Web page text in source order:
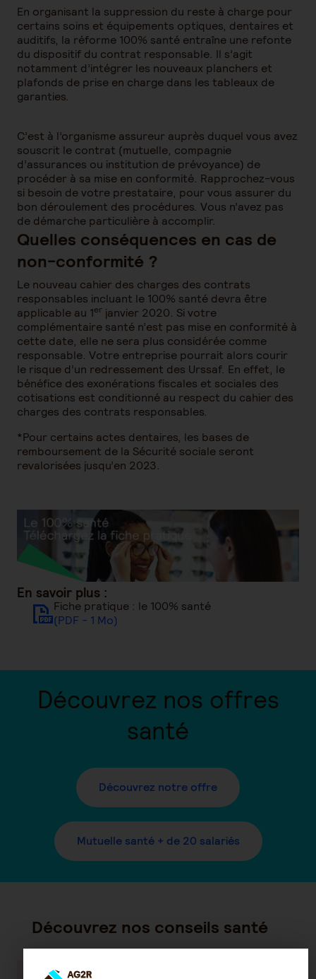
En organisant la suppression du reste à charge pour
certains soins et équipements optiques, dentaires et
auditifs, la réforme 100% santé entraîne une refonte
du dispositif du contrat responsable. Il s’agit
notamment d’intégrer les nouveaux planchers et
plafonds de prise en charge dans les tableaux de
garanties.
C’est à l’organisme assureur auprès duquel vous avez
souscrit le contrat (mutuelle, compagnie
d’assurances ou institution de prévoyance) de
procéder à sa mise en conformité. Rapprochez-vous
si besoin de votre prestataire, pour vous assurer du
bon déroulement des procédures. Vous n’avez pas
de démarche particulière à accomplir.
Quelles conséquences en cas de
non-conformité ?
Le nouveau cahier des charges des contrats
responsables incluant le 100% santé devra être
applicable au 1er janvier 2020. Si votre
complémentaire santé n’est pas mise en conformité à
cette date, elle ne sera plus considérée comme
responsable. Votre entreprise pourrait alors courir
le risque d’un redressement des Urssaf. En effet, le
bénéfice des exonérations fiscales et sociales des
cotisations est conditionné au respect du cahier des
charges des contrats responsables.
*Pour certains actes dentaires, les bases de
remboursement de la Sécurité sociale seront
revalorisées jusqu’en 2023.
En savoir plus :
Fiche pratique : le 100% santé
(PDF - 1 Mo)
Découvrez nos offres
santé
Découvrez notre offre
Mutuelle santé + de 20 salariés
Découvrez nos conseils santé